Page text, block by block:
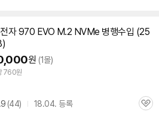
기
자 970 EVO M.2 NVMe 병행수입 (25
원 (1몰)
760원
(상
44) 18.04. 등록
관